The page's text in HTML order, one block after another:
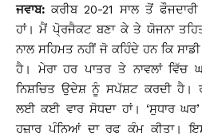
ਜਵਾਬ: ਕਰੀਬ 20-21 ਸਾਲ ਤੋਂ
ਹਾਂ। ਮੈਂ ਪੋ੍ਰਜੈਕਟ ਬਣਾ ਕੇ ਤੇ ਯੋਜਨਾ
ਨਾਲ ਸਹਿਮਤ ਨਹੀਂ ਜੋ ਕਹਿੰਦੇ ਹਨ ਕਿ
ਹੈ। ਮੇਰਾ ਹਰ ਪਾਤਰ ਤੇ ਨਾਵਲਾਂ ਵਿੱਚ
ਨਿਸ਼ਚਿਤ ਉਦੇਸ਼ ਨੂੰ ਸਪੱਸ਼ਟ ਕਰਦੀ ਹੈ।
ਲਈ ਕਈ ਵਾਰ ਸੋਧਦਾ ਹਾਂ। ‘ਸੁਧਾਰ
ਹਜ਼ਾਰ ਪੰਨਿਆਂ ਦਾ ਰਫ ਕੰਮ ਕੀਤਾ।